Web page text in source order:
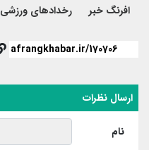
افرنگ خبر رخدادهای ورزشی
ارسال نظرات
نام